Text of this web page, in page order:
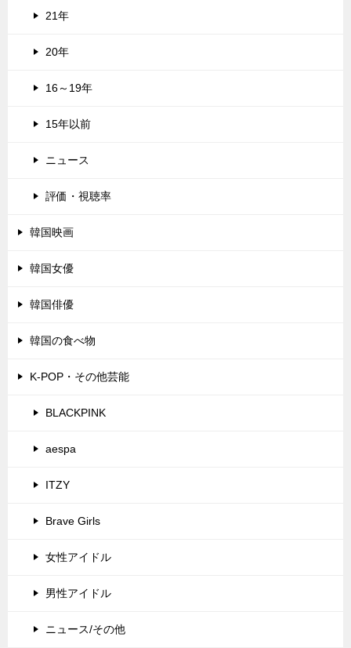
21年
20年
16～19年
15年以前
ニュース
評価・視聴率
韓国映画
韓国女優
韓国俳優
韓国の食べ物
K-POP・その他芸能
BLACKPINK
aespa
ITZY
Brave Girls
女性アイドル
男性アイドル
ニュース/その他